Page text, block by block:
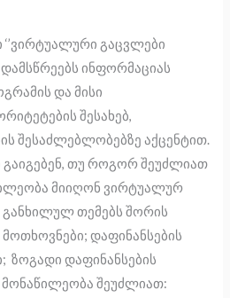
‘’ვირტუალური გაცვლები
ინფორმაციას
და მისი
შესახებ,
შესაძლებლობებზე აქცენტით.
გაიგებენ, თუ როგორ შეუძლიათ
მიიღონ ვირტუალურ
თემებს შორის
მოთხოვნები; დაფინანსების
ზოგადი დაფინანსების
შეუძლიათ: